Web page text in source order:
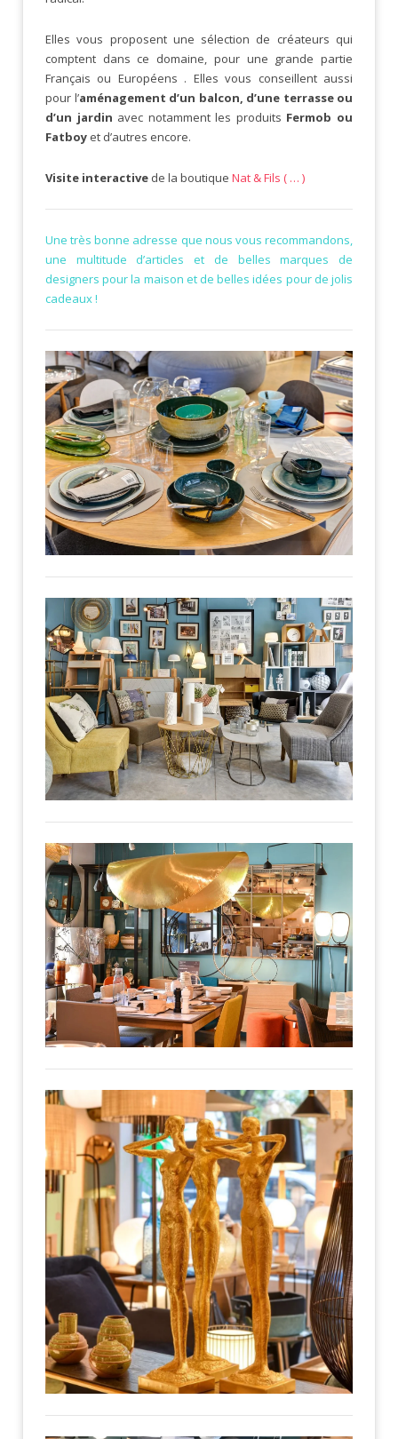
Elles vous proposent une sélection de créateurs qui
comptent dans ce domaine, pour une grande partie
Français ou Européens . Elles vous conseillent aussi
pour l’aménagement d’un balcon, d’une terrasse ou
d’un jardin avec notamment les produits Fermob ou
Fatboy et d’autres encore.
Visite interactive de la boutique Nat & Fils ( … )
Une très bonne adresse que nous vous recommandons,
une multitude d’articles et de belles marques de
designers pour la maison et de belles idées pour de jolis
cadeaux !